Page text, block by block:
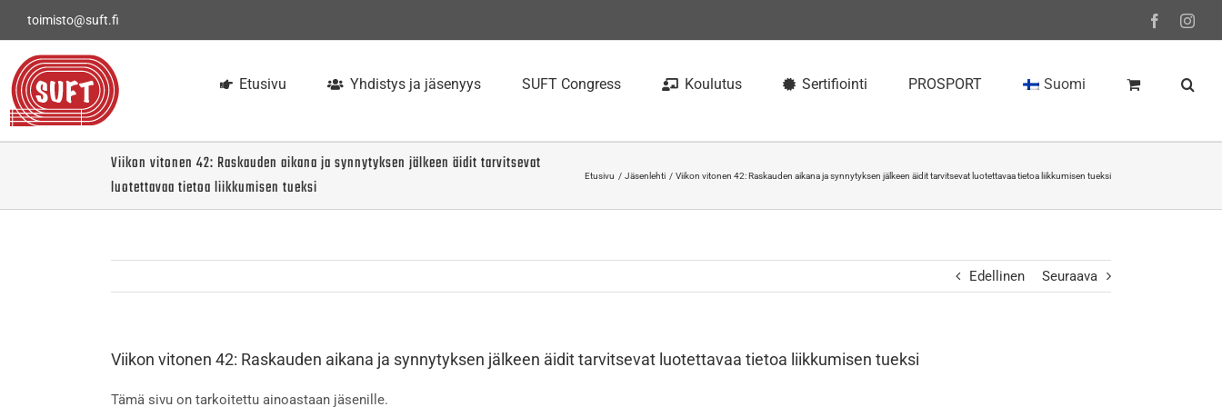
toimisto@suft.fi Facebook
Etusivu Yhdistys ja jäsenyys SUFT Congress Koulutus Sertifiointi PROSPORT Suomi
Viikon vitonen 42: Raskauden aikana ja synnytyksen jälkeen äidit tarvitsevat
luotettavaa tietoa liikkumisen tueksi
Etusivu Jäsenlehti Viikon vitonen 42: Raskauden aikana ja synnytyksen jälkeen äidit tarvitsevat luotettavaa tietoa liikkumisen tueksi
Edellinen Seuraava
Viikon vitonen 42: Raskauden aikana ja synnytyksen jälkeen äidit tarvitsevat luotettavaa tietoa liikkumisen tueksi
Tämä sivu on tarkoitettu ainoastaan jäsenille.